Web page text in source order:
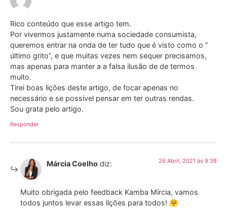
Rico conteúdo que esse artigo tem.
Por vivermos justamente numa sociedade consumista,
queremos entrar na onda de ter tudo que é visto como o ”
último grito”, e que muitas vezes nem sequer precisamos,
mas apenas para manter a a falsa ilusão de de termos
muito.
Tirei boas lições deste artigo, de focar apenas no
necessário e se possível pensar em ter outras rendas.
Sou grata pelo artigo.
Responder
Márcia Coelho diz: 26 Abril, 2021 às 9:38
Muito obrigada pelo feedback Kamba Mírcia, vamos
todos juntos levar essas lições para todos! 🤗